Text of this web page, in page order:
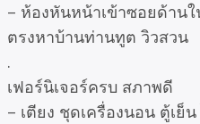
– ห้องหันหน้าเข้าซอยด้าน
ตรงหาบ้านท่านทูต วิวสวน
.
เฟอร์นิเจอร์ครบ สภาพดี
– เตียง ชุดเครื่องนอน ตู้เย็